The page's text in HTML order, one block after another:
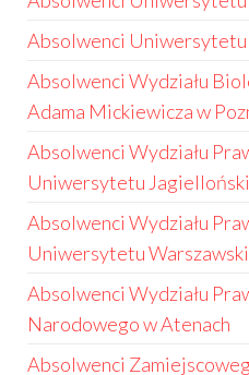
Absolwenci Uniwersytetu
Absolwenci Wydziału
Adama Mickiewicza w
Absolwenci Wydziału
Uniwersytetu
Absolwenci Wydziału
Uniwersytetu
Absolwenci Wydziału
Narodowego w Atenach
Absolwenci